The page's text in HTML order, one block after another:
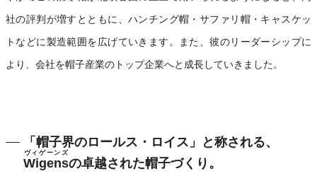
社の評判が増すとともに、ハンチング帽・サファリ帽・キャスケッ
トなどに製造範囲を広げていきます。また、彼のリーダーシップに
より、会社を帽子産業のトップ企業へと成長していきました。
「帽子界のロールス・ロイス」と称される、
Wigens
ヴィゲーンズ
の卓越された帽子づくり。